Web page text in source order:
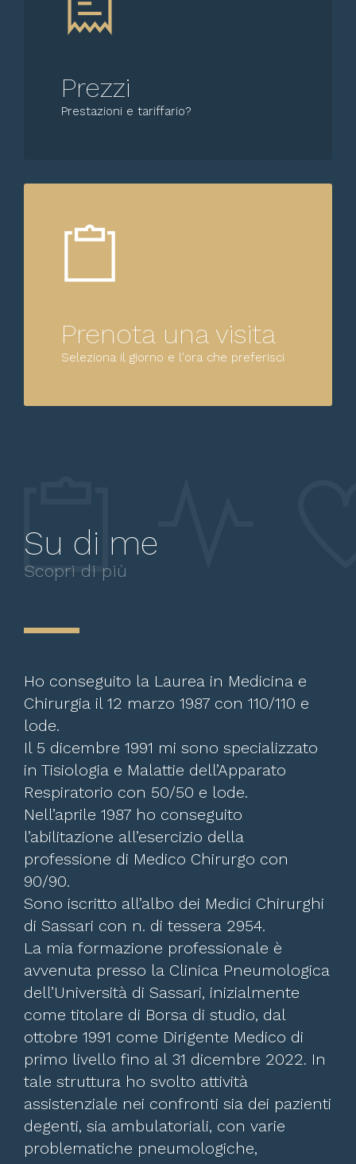
Prezzi
Prestazioni e tariffario?
Prenota una visita
Seleziona il giorno e l'ora che preferisci
Su di me
Scopri di più
Ho conseguito la Laurea in Medicina e
Chirurgia il 12 marzo 1987 con 110/110 e
lode.
Il 5 dicembre 1991 mi sono specializzato
in Tisiologia e Malattie dell’Apparato
Respiratorio con 50/50 e lode.
Nell’aprile 1987 ho conseguito
l’abilitazione all’esercizio della
professione di Medico Chirurgo con
90/90.
Sono iscritto all’albo dei Medici Chirurghi
di Sassari con n. di tessera 2954.
La mia formazione professionale è
avvenuta presso la Clinica Pneumologica
dell’Università di Sassari, inizialmente
come titolare di Borsa di studio, dal
ottobre 1991 come Dirigente Medico di
primo livello fino al 31 dicembre 2022. In
tale struttura ho svolto attività
assistenziale nei confronti sia dei pazienti
degenti, sia ambulatoriali, con varie
problematiche pneumologiche,